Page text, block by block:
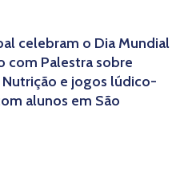
celebram o Dia Mundial
com Palestra sobre
e jogos lúdico-
alunos em São